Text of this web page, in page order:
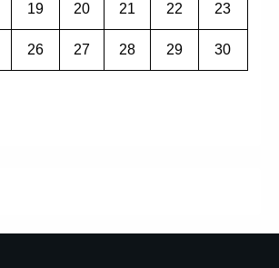
19 20 21 22 23
26 27 28 29 30